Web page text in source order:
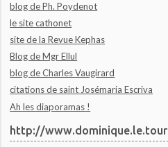
blog de Ph. Poydenot
le site cathonet
site de la Revue Kephas
Blog de Mgr Ellul
blog de Charles Vaugirard
citations de saint Josémaria Escriva
Ah les diaporamas !
http://